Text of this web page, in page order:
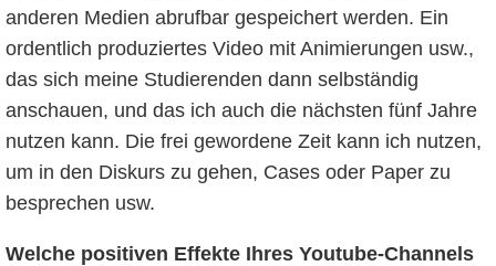
anderen Medien abrufbar gespeichert werden. Ein
ordentlich produziertes Video mit Animierungen usw.,
das sich meine Studierenden dann selbständig
anschauen, und das ich auch die nächsten fünf Jahre
nutzen kann. Die frei gewordene Zeit kann ich nutzen,
um in den Diskurs zu gehen, Cases oder Paper zu
besprechen usw.
Welche positiven Effekte Ihres Youtube-Channels